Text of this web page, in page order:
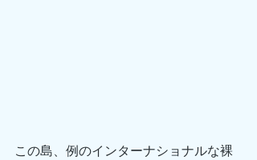
この島、例のインターナショナルな裸